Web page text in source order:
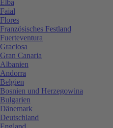
Elba
Faial
Flores
Französisches Festland
Fuerteventura
Graciosa
Gran Canaria
Albanien
Andorra
Belgien
Bosnien und Herzegowina
Bulgarien
Dänemark
Deutschland
England